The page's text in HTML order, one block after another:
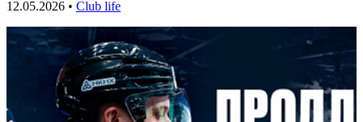
12.05.2026 • Club life